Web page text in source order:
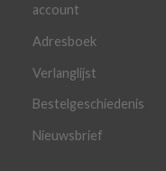
account
Adresboek
Verlanglijst
Bestelgeschiedenis
Nieuwsbrief